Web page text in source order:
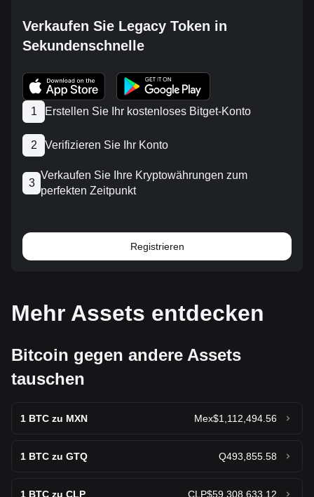
Verkaufen Sie Legacy Token in
Sekundenschnelle
1 Erstellen Sie Ihr kostenloses Bitget-Konto
2 Verifizieren Sie Ihr Konto
3
Verkaufen Sie Ihre Kryptowährungen zum
perfekten Zeitpunkt
Registrieren
Mehr Assets entdecken
Bitcoin gegen andere Assets
tauschen
1 BTC zu MXN Mex$1,112,494.56
1 BTC zu GTQ Q493,855.58
1 BTC zu CLP CLP$59,308,633.12